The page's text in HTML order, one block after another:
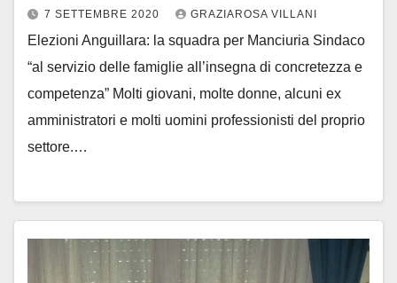
7 SETTEMBRE 2020 GRAZIAROSA VILLANI
Elezioni Anguillara: la squadra per Manciuria Sindaco
“al servizio delle famiglie all’insegna di concretezza e
competenza” Molti giovani, molte donne, alcuni ex
amministratori e molti uomini professionisti del proprio
settore.…